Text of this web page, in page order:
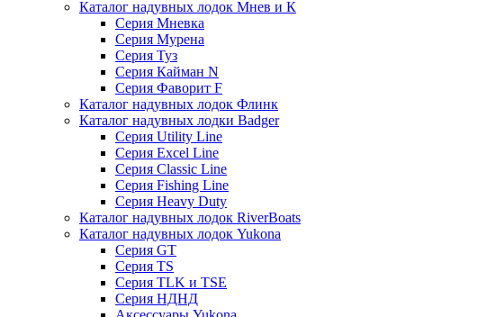
Каталог надувных лодок Мнев и К
Серия Мневка
Серия Мурена
Серия Туз
Серия Кайман N
Серия Фаворит F
Каталог надувных лодок Флинк
Каталог надувных лодки Badger
Серия Utility Line
Серия Excel Line
Серия Classic Line
Серия Fishing Line
Серия Heavy Duty
Каталог надувных лодок RiverBoats
Каталог надувных лодок Yukona
Серия GT
Серия TS
Серия TLK и TSE
Серия НДНД